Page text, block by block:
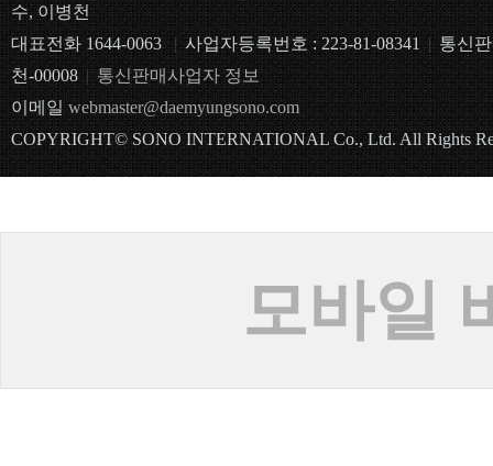
수, 이병천
대표전화 1644-0063 | 사업자등록번호 : 223-81-08341 | 통신
천-00008 | 통신판매사업자 정보
이메일webmaster@daemyungsono.com
COPYRIGHT© SONO INTERNATIONAL Co., Ltd. All Rights
모바일